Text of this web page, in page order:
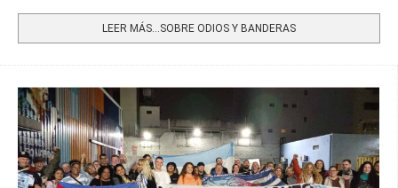
LEER MÁS…SOBRE ODIOS Y BANDERAS